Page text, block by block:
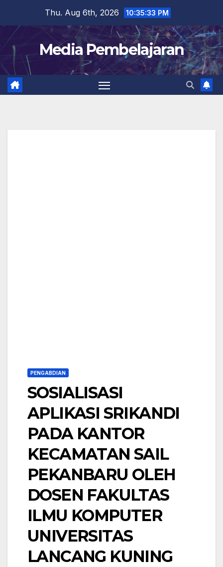
content
Thu. Aug 6th, 2026 10:35:34 PM
Media Pembelajaran
PENGABDIAN
SOSIALISASI
APLIKASI SRIKANDI
PADA KANTOR
KECAMATAN SAIL
PEKANBARU OLEH
DOSEN FAKULTAS
ILMU KOMPUTER
UNIVERSITAS
LANCANG KUNING